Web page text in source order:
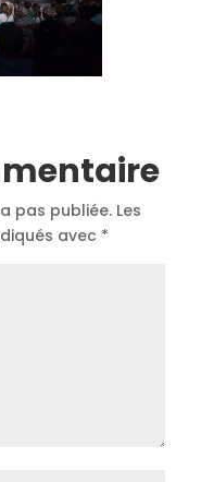
pas publiée. Les
avec *